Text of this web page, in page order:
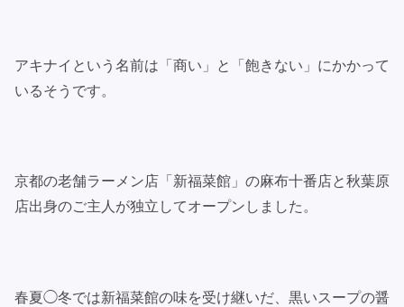
アキナイという名前は「商い」と「飽きない」にかかって
いるそうです。
京都の老舗ラーメン店「新福菜館」の麻布十番店と秋葉原
店出身のご主人が独立してオープンしました。
春夏◯冬では新福菜館の味を受け継いだ、黒いスープの醤